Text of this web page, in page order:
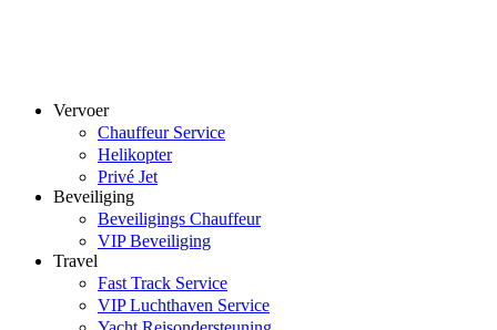
Vervoer
Chauffeur Service
Helikopter
Privé Jet
Beveiliging
Beveiligings Chauffeur
VIP Beveiliging
Travel
Fast Track Service
VIP Luchthaven Service